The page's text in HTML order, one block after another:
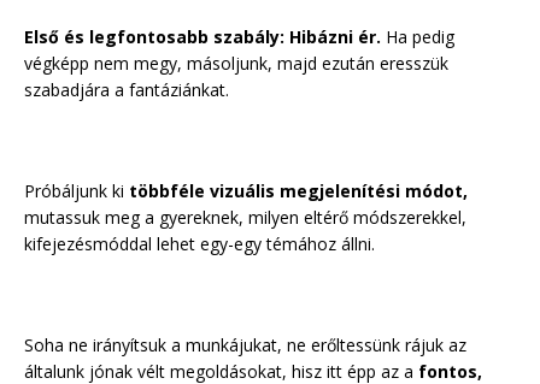
Első és legfontosabb szabály: Hibázni ér. Ha pedig
végképp nem megy, másoljunk, majd ezután eresszük
szabadjára a fantáziánkat.
Próbáljunk ki többféle vizuális megjelenítési módot,
mutassuk meg a gyereknek, milyen eltérő módszerekkel,
kifejezésmóddal lehet egy-egy témához állni.
Soha ne irányítsuk a munkájukat, ne erőltessünk rájuk az
általunk jónak vélt megoldásokat, hisz itt épp az a fontos,